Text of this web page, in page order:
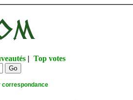
| Top votes
correspondance